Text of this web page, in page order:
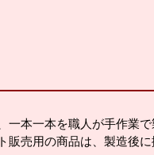
一本一本を職人が手作業で
販売用の商品は、製造後